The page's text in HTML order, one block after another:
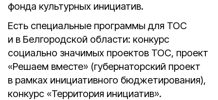
фонда культурных инициатив.
Есть специальные программы для ТОС
и в Белгородской области: конкурс
социально значимых проектов ТОС, проект
«Решаем вместе» (губернаторский проект
в рамках инициативного бюджетирования),
конкурс «Территория инициатив».